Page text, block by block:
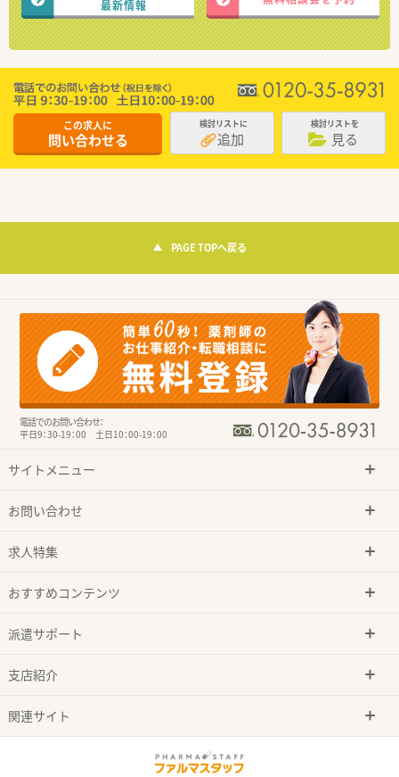
最新情報
この求人に
問い合わせる
検討リストに
追加
検討リストを
見る
PAGE TOPへ戻る
電話でのお問い合わせ：
平日9：30-19：00 土日10：00-19：00
サイトメニュー
お問い合わせ
求人特集
おすすめコンテンツ
派遣サポート
支店紹介
関連サイト